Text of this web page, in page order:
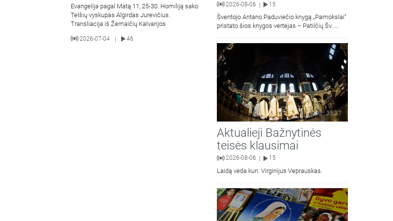
Evangelija pagal Matą 11, 25-30. Homiliją sako
Telšių vyskupas Algirdas Jurevičius.
Transliacija iš Žemaičių Kalvarijos
2026-07-04 |
46
2026-08-06 | 15
Šventojo Antano Paduviečio knygą „Pamokslai“
pristato šios knygos vertėjas – Patilčių Šv.
moralinės teologijos dr. Algirdas Petras
35:37
Aktualieji Bažnytinės
teisės klausimai
2026-08-06 15
Laidą veda kun. Virginijus Veprauskas.